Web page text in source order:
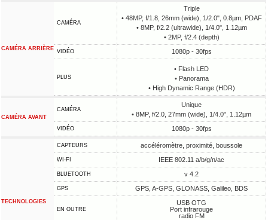
CAMÉRA ARRIÈRE
CAMÉRA
Triple
• 48MP, f/1.8, 26mm (wide), 1/2.0", 0.8µm, PDAF
• 8MP, f/2.2 (ultrawide), 1/4.0", 1.12µm
• 2MP, f/2.4 (depth)
VIDÉO 1080p - 30fps
PLUS
• Flash LED
• Panorama
• High Dynamic Range (HDR)
CAMÉRA AVANT
CAMÉRA
Unique
• 8MP, f/2.0, 27mm (wide), 1/4.0", 1.12µm
VIDÉO 1080p - 30fps
TECHNOLOGIES
CAPTEURS accéléromètre, proximité, boussole
WI-FI IEEE 802.11 a/b/g/n/ac
BLUETOOTH v 4.2
GPS GPS, A-GPS, GLONASS, Galileo, BDS
EN OUTRE
USB OTG
Port infrarouge
radio FM